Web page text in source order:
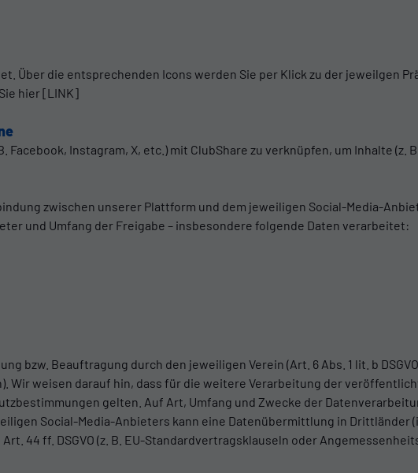
Über die entsprechenden Icons werden Sie per Klick zu der jeweilgen
hier [LINK]
Instagram, X, etc.) mit ClubShare zu verknüpfen, um Inhalte (z.
zwischen unserer Plattform und dem jeweiligen Social-Media-
und Umfang der Freigabe – insbesondere folgende Daten verarbeitet:
bzw. Beauftragung durch den jeweiligen Verein (Art. 6 Abs. 1 lit. b
Wir weisen darauf hin, dass für die weitere Verarbeitung der
gelten. Auf Art, Umfang und Zwecke der
Social-Media-Anbieters kann eine Datenübermittlung in Drittländer
44 ff. DSGVO (z. B. EU-Standardvertragsklauseln oder